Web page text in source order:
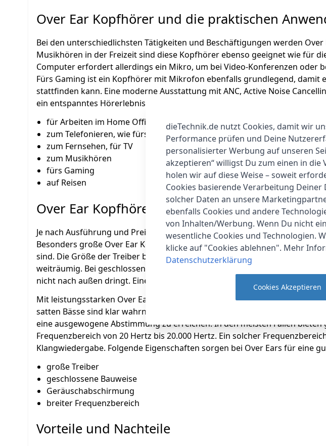
Over Ear Kopfhörer und die praktischen
Bei den unterschiedlichsten Tätigkeiten und Beschäftigungen werden
Musikhören in der Freizeit sind diese Kopfhörer ebenso geeignet wie für
Computer erfordert allerdings ein Mikro, um bei Video-Konferenzen oder
Fürs Gaming ist ein Kopfhörer mit Mikrofon ebenfalls grundlegend, damit
stattfinden kann. Eine moderne Ausstattung mit ANC, Active Noise
ein entspanntes Hörerlebnis. Folgende Anwendungen kommen für den
für Arbeiten im Home Office
zum Telefonieren, wie fürs Handy
zum Fernsehen, für TV
zum Musikhören
fürs Gaming
auf Reisen
Over Ear Kopfhörer und die Klangqualität
Je nach Ausführung und Preisklasse fällt die Klangqualität der Over Ear
Besonders große Over Ear Kopfhörer haben auch entsprechend große
sind. Die Größe der Treiber beeinflussten den Sound. Bei einer Größe von
weiträumig. Bei geschlossenen Ausführungen ist die
nicht nach außen dringt. Eine aktive Geräuschunterdrückung verbessert
Mit leistungsstarken Over Ear Kopfhörern ist ein raumfüllender Klang
satten Bässe sind klar wahrnehmbar. Daher sollten die Over Ears einen
eine ausgewogene Abstimmung zu erreichen. In den meisten Fällen
Frequenzbereich von 20 Hertz bis 20.000 Hertz. Ein solcher
Klangwiedergabe. Folgende Eigenschaften sorgen bei Over Ears für eine
große Treiber
geschlossene Bauweise
Geräuschabschirmung
breiter Frequenzbereich
Vorteile und Nachteile
dieTechnik.de nutzt Cookies, damit wir
Performance prüfen und Deine
personalisierter Werbung auf unseren
akzeptieren“ willigst Du zum einen in die
holen wir auf diese Weise – soweit
Cookies basierende Verarbeitung
solcher Daten an unsere
ebenfalls Cookies und andere
von Inhalten/Werbung. Wenn Du nicht
wesentliche Cookies und Technologien.
klicke auf "Cookies ablehnen". Mehr
Datenschutzerklärung
Cookies Akzeptieren